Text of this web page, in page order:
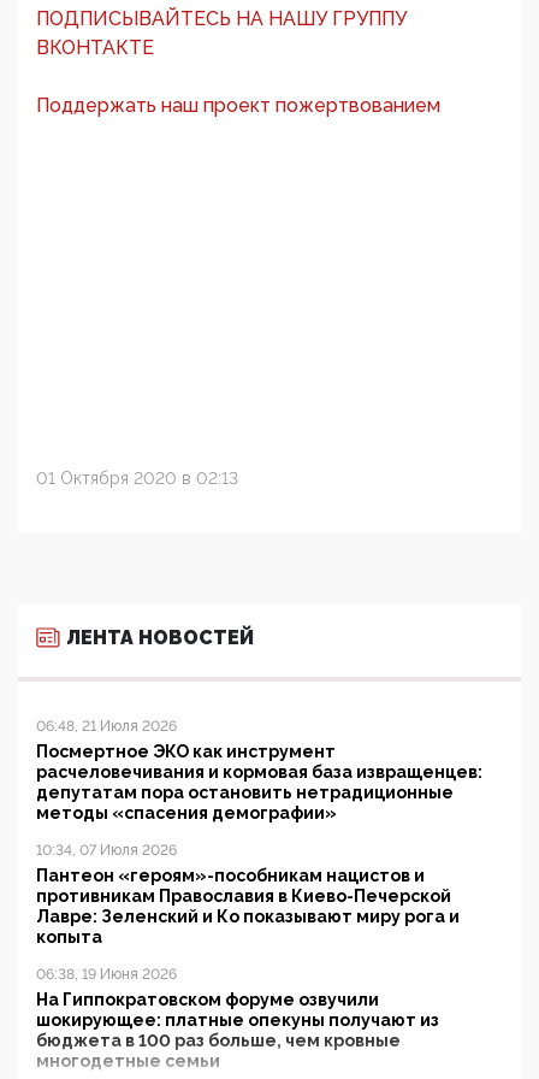
ПОДПИСЫВАЙТЕСЬ НА НАШУ ГРУППУ
ВКОНТАКТЕ
Поддержать наш проект пожертвованием
01 Октября 2020 в 02:13
ЛЕНТА НОВОСТЕЙ
06:48, 21 Июля 2026
Посмертное ЭКО как инструмент
расчеловечивания и кормовая база извращенцев:
депутатам пора остановить нетрадиционные
методы «спасения демографии»
10:34, 07 Июля 2026
Пантеон «героям»-пособникам нацистов и
противникам Православия в Киево-Печерской
Лавре: Зеленский и Ко показывают миру рога и
копыта
06:38, 19 Июня 2026
На Гиппократовском форуме озвучили
шокирующее: платные опекуны получают из
бюджета в 100 раз больше, чем кровные
многодетные семьи